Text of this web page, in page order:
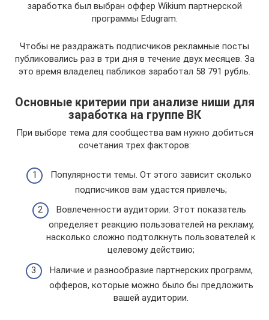
заработка был выбран оффер Wikium партнерской
программы Edugram.
Чтобы не раздражать подписчиков рекламные посты
публиковались раз в три дня в течение двух месяцев. За
это время владелец пабликов заработал 58 791 рубль.
Основные критерии при анализе ниши для
заработка на группе ВК
При выборе тема для сообщества вам нужно добиться
сочетания трех факторов:
Популярности темы. От этого зависит сколько
подписчиков вам удастся привлечь;
Вовлеченности аудитории. Этот показатель
определяет реакцию пользователей на рекламу,
насколько сложно подтолкнуть пользователей к
целевому действию;
Наличие и разнообразие партнерских программ,
офферов, которые можно было бы предложить
вашей аудитории.